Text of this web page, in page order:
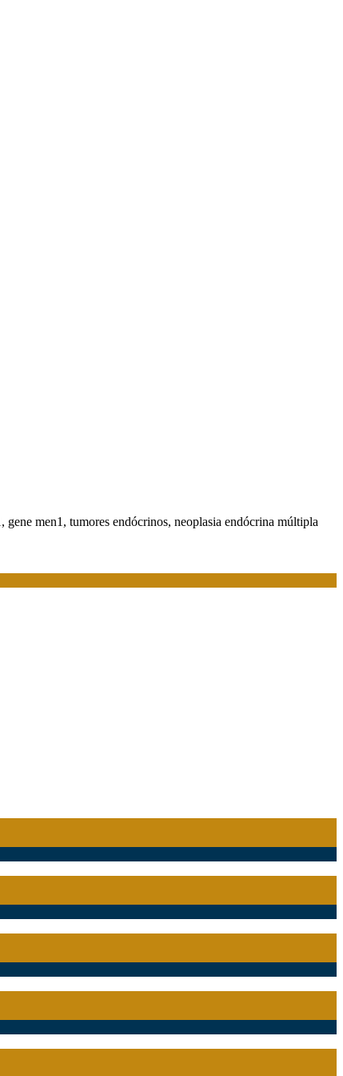
men1, tumores endócrinos, neoplasia endócrina múltipla